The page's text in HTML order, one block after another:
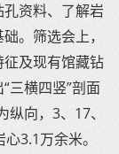
资料、了解岩
。筛选会上，
及现有馆藏钻
三横四竖”剖面
向，3、17、
3.1万余米。